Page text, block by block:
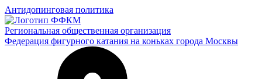
Антидопинговая политика
Региональная общественная организация
Федерация фигурного катания на коньках города Москвы